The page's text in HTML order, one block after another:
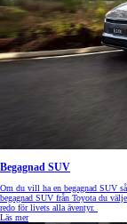
Begagnad SUV
Om du vill ha en begagnad SUV
begagnad SUV från Toyota du
redo för livets alla äventyr.
Läs mer